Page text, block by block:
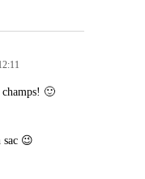
champs! 🙂
sac 😉